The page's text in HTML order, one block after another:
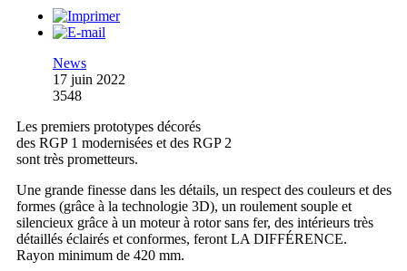
News
17 juin 2022
3548
Les premiers prototypes décorés
des RGP 1 modernisées et des RGP 2
sont très prometteurs.
Une grande finesse dans les détails, un respect des couleurs et des
formes (grâce à la technologie 3D), un roulement souple et
silencieux grâce à un moteur à rotor sans fer, des intérieurs très
détaillés éclairés et conformes, feront LA DIFFÉRENCE.
Rayon minimum de 420 mm.